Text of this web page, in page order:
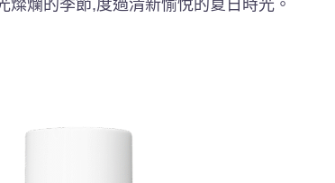
爛的季節,度過清新愉悅的夏日時光。